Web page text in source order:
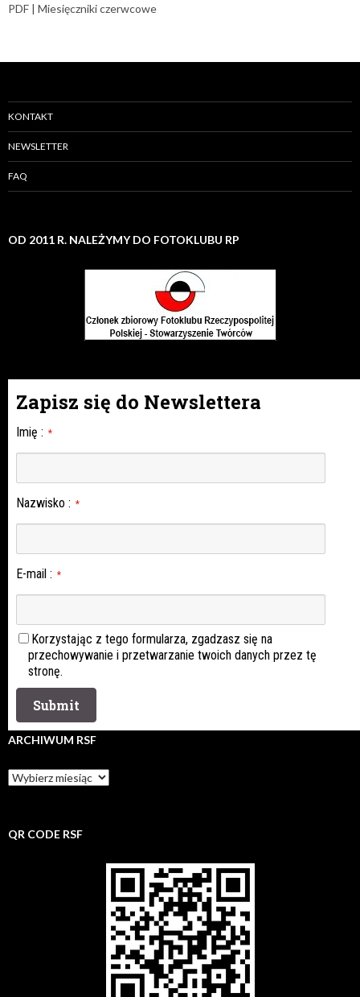
PDF | Miesięczniki czerwcowe
KONTAKT
NEWSLETTER
FAQ
OD 2011 R. NALEŻYMY DO FOTOKLUBU RP
Zapisz się do Newslettera
Imię : *
Nazwisko : *
E-mail : *
Korzystając z tego formularza, zgadzasz się na
przechowywanie i przetwarzanie twoich danych przez tę
stronę.
ARCHIWUM RSF
Archiwum
rsf
QR CODE RSF